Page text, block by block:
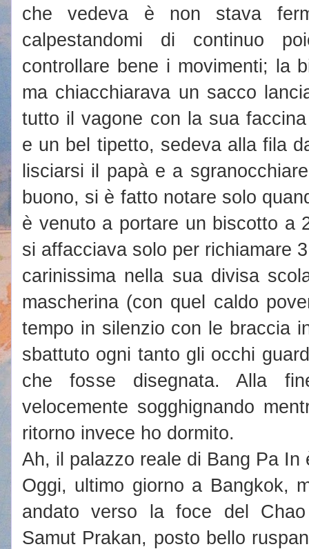
che vedeva è non stava
calpestandomi di continuo
controllare bene i movimenti; la
ma chiacchiarava un sacco
tutto il vagone con la sua
e un bel tipetto, sedeva alla fila
lisciarsi il papà e a
buono, si è fatto notare solo
è venuto a portare un biscotto a
si affacciava solo per richiamare
carinissima nella sua divisa
mascherina (con quel caldo
tempo in silenzio con le braccia
sbattuto ogni tanto gli occhi
che fosse disegnata. Alla
velocemente sogghignando
ritorno invece ho dormito.
Ah, il palazzo reale di Bang Pa In
Oggi, ultimo giorno a Bangkok,
andato verso la foce del
Samut Prakan, posto bello